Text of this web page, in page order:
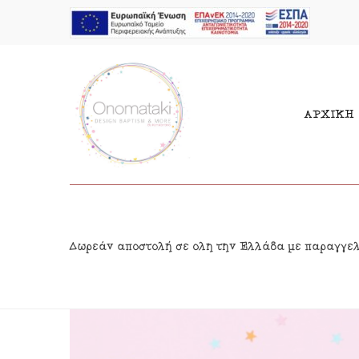
ΑΡΧΙΚΗ
Μπομπονιέρες Αγόρι
Προσκλητήρια Αγόρι
Προσκλητήρια Κορίτσι
Δωρεάν αποστολή σε όλη την Ελλάδα με